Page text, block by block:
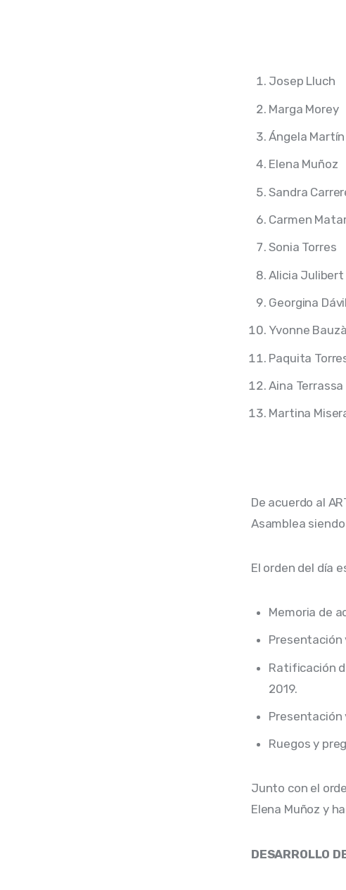
Josep Lluch
Marga Morey
Ángela Martín
Elena Muñoz
Sandra
Carmen
Sonia Torres
Alicia Julibert
Georgina
Yvonne Bauzà
Paquita
Aina Terrassa
Martina
De acuerdo al
Asamblea siendo
El orden del día
Memoria de
Presentación
Ratificación
2019.
Presentación
Ruegos y
Junto con el
Elena Muñoz y
DESARROLLO